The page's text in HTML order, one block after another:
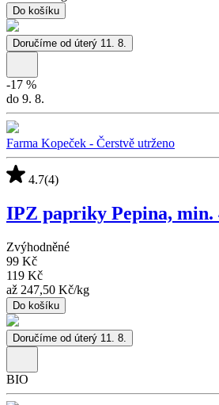
Do košíku
Doručíme od úterý 11. 8.
-17 %
do 9. 8.
Farma Kopeček - Čerstvě utrženo
4.7(4)
IPZ papriky Pepina, min.
Zvýhodněné
99 Kč
119 Kč
až 247,50 Kč/kg
Do košíku
Doručíme od úterý 11. 8.
BIO